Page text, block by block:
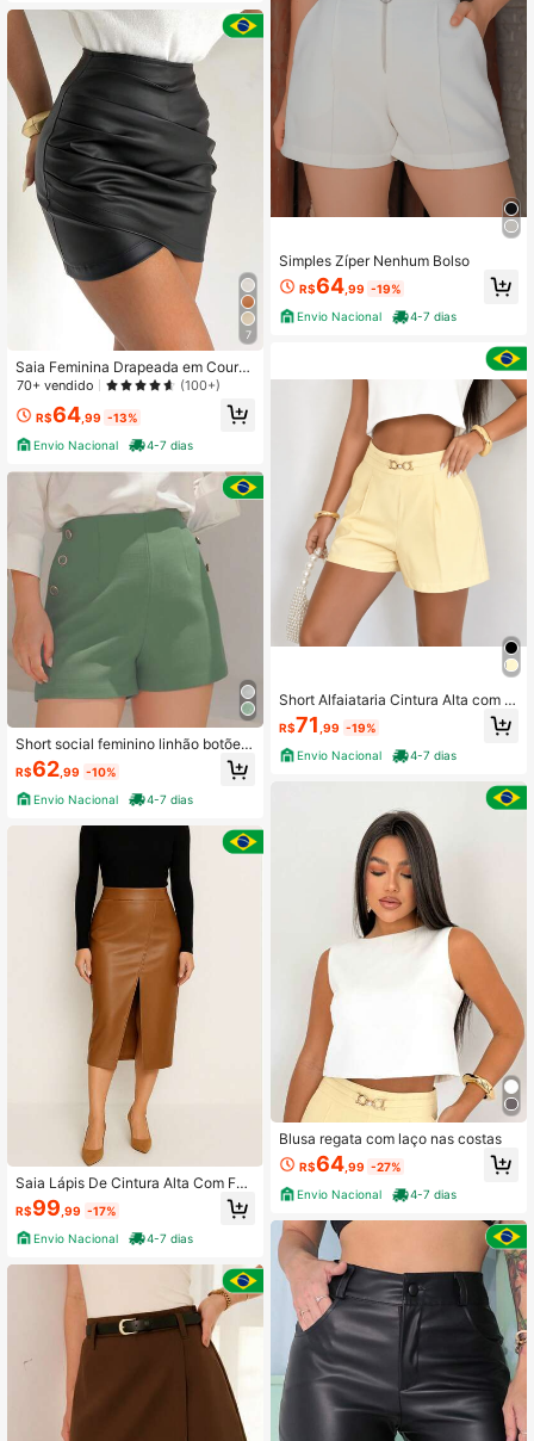
7
Saia Feminina Drapeada em Couro
Sintético – Metalizada, Elegante e
70+ vendido (100+)
R$64,99 -13%
Envio Nacional
4-7 dias
Short social feminino linhão botões
laterais
R$62 ,99 -10%
Envio Nacional
4-7 dias
Saia Lápis De Cintura Alta Com Fen
da Couro Sintético
R$99 ,99 -17%
Envio Nacional
4-7 dias
Simples Zíper Nenhum Bolso
R$64,99 -19%
Envio Nacional
4-7 dias
Short Alfaiataria Cintura Alta com D
etalhe Dourado-Monajeys
R$71 ,99 -19%
Envio Nacional
4-7 dias
Blusa regata com laço nas costas
R$64,99 -27%
Envio Nacional
4-7 dias